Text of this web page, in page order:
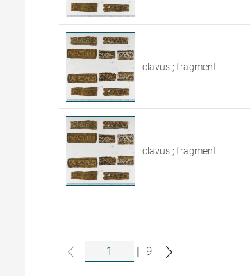
clavus ; fragment
clavus ; fragment
| 9